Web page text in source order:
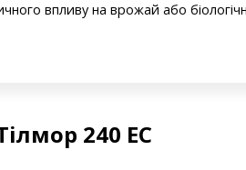
впливу на врожай або
240 ЕС